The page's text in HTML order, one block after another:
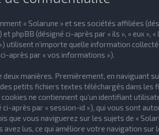
« Solarune » et ses sociétés affiliées
phpBB (désigné ci-après par « ils », « eux », «
utilisent n’importe quelle information
après par « vos informations »).
manières. Premièrement, en naviguant
petits fichiers textes téléchargés dans
ne contiennent qu’un identifiant
après par « session-id »), qui vous sont
que vous naviguerez sur les sujets de «
lus, ce qui améliore votre navigation sur